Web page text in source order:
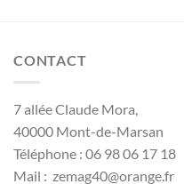
CONTACT
7 allée Claude Mora,
40000 Mont-de-Marsan
Téléphone : 06 98 06 17 18
Mail : zemag40@orange.fr